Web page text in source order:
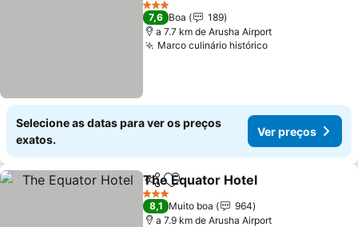
3 Estrelas
7,6 Boa
189
a 7.7 km de Arusha Airport
Marco culinário histórico
Selecione as datas para ver os preços
exatos.
Ver preços
PartilharAdicionar aos favoritos
The Equator Hotel
3 Estrelas
8,1 Muito boa
964
a 7.9 km de Arusha Airport